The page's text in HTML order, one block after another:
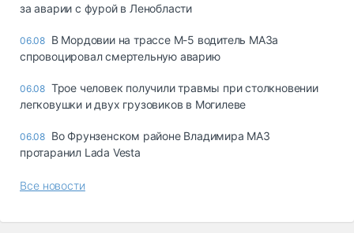
за аварии с фурой в Ленобласти
06.08 В Мордовии на трассе М-5 водитель МАЗа
спровоцировал смертельную аварию
06.08 Трое человек получили травмы при столкновении
легковушки и двух грузовиков в Могилеве
06.08 Во Фрунзенском районе Владимира МАЗ
протаранил Lada Vesta
Все новости